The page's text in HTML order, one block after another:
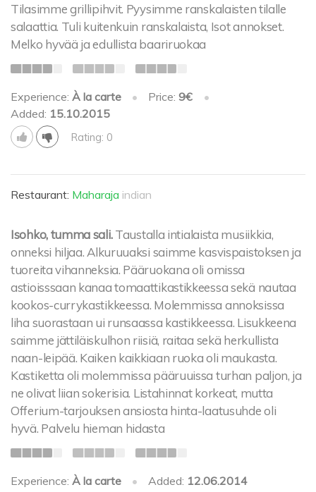
Tilasimme grillipihvit. Pyysimme ranskalaisten tilalle
salaattia. Tuli kuitenkuin ranskalaista, Isot annokset.
Melko hyvää ja edullista baariruokaa
Experience: À la carte • Price:9€
•
Added: 15.10.2015
Rating: 0
Restaurant: Maharaja indian
Isohko, tumma sali. Taustalla intialaista musiikkia,
onneksi hiljaa. Alkuruuaksi saimme kasvispaistoksen ja
tuoreita vihanneksia. Pääruokana oli omissa
astioisssaan kanaa tomaattikastikkeessa sekä nautaa
kookos-currykastikkeessa. Molemmissa annoksissa
liha suorastaan ui runsaassa kastikkeessa. Lisukkeena
saimme jättiläiskulhon riisiä, raitaa sekä herkullista
naan-leipää. Kaiken kaikkiaan ruoka oli maukasta.
Kastiketta oli molemmissa pääruuissa turhan paljon, ja
ne olivat liian sokerisia. Listahinnat korkeat, mutta
Offerium-tarjouksen ansiosta hinta-laatusuhde oli
hyvä. Palvelu hieman hidasta
Experience: À la carte • Added: 12.06.2014